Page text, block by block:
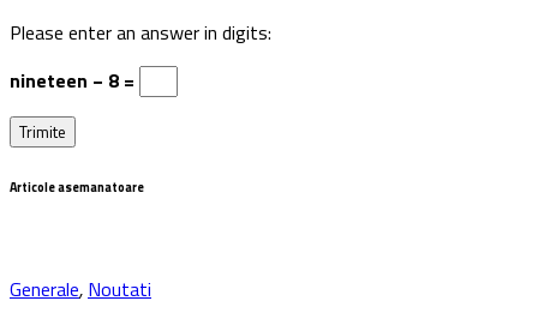
Please enter an answer in digits:
nineteen − 8 =
Articole asemanatoare
Generale, Noutati